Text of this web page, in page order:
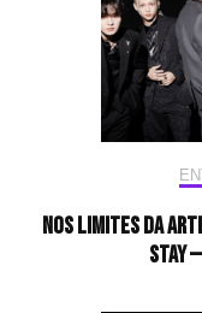
Nos limites da